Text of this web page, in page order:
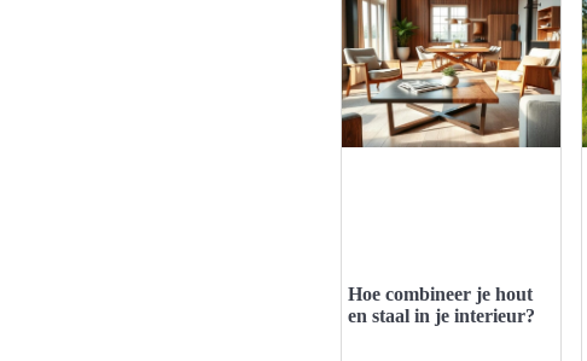
Hoe combineer je hout
en staal in je interieur?